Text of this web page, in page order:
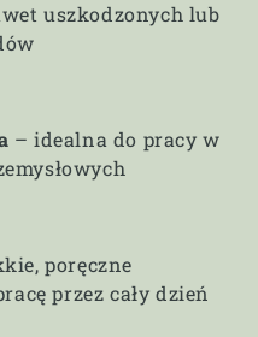
uszkodzonych lub
– idealna do pracy w
poręczne
przez cały dzień